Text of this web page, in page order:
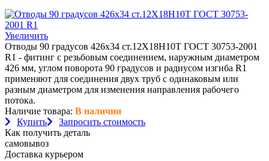
Увеличить
Отводы 90 градусов 426х34 ст.12Х18Н10Т ГОСТ 30753-2001
R1 - фитинг с резьбовым соединением, наружным диаметром
426 мм, углом поворота 90 градусов и радиусом изгиба R1
применяют для соединения двух труб с одинаковым или
разным диаметром для изменения направления рабочего
потока.
Наличие товара: В наличии
Купить
Запросить стоимость
Как получить деталь
самовывоз
Доставка курьером